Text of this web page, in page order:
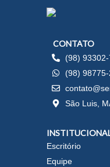
CONTATO
(98) 93302-
(98)
São Luis,
Escritório
Equipe